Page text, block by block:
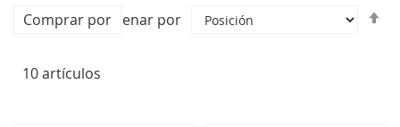
10artículos
Ordenar por
Comprar por